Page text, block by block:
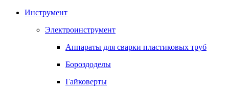
Инструмент
Электроинструмент
Аппараты для сварки пластиковых труб
Бороздоделы
Гайковерты